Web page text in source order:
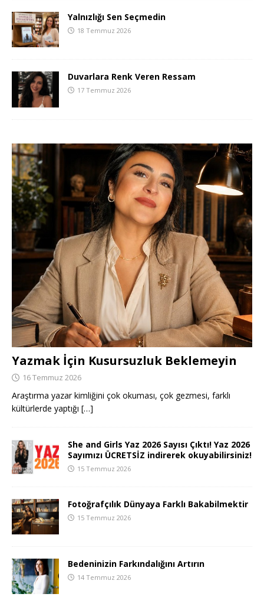
Yalnızlığı Sen Seçmedin
18 Temmuz 2026
Duvarlara Renk Veren Ressam
17 Temmuz 2026
Yazmak İçin Kusursuzluk Beklemeyin
16 Temmuz 2026
Araştırma yazar kimliğini çok okuması, çok gezmesi, farklı
kültürlerde yaptığı […]
She and Girls Yaz 2026 Sayısı Çıktı! Yaz 2026
Sayımızı ÜCRETSİZ indirerek okuyabilirsiniz!
15 Temmuz 2026
Fotoğrafçılık Dünyaya Farklı Bakabilmektir
15 Temmuz 2026
Bedeninizin Farkındalığını Artırın
14 Temmuz 2026